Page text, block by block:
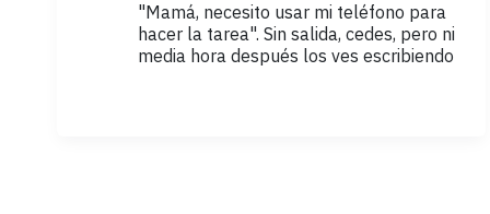
"Mamá, necesito usar mi teléfono para
hacer la tarea". Sin salida, cedes, pero ni
media hora después los ves escribiendo